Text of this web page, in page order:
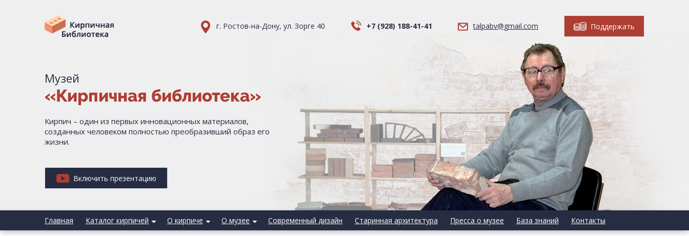
г. Ростов-на-Дону, ул. Зорге 40 +7 (928) 188-41-41 talpabv@gmail.com Поддержать
Музей
«Кирпичная библиотека»
Кирпич – один из первых инновационных материалов,
созданных человеком полностью преобразивший образ его
жизни.
Включить презентацию
Главная Каталог кирпичей О кирпиче О музее Современный дизайн Старинная архитектура Пресса о музее База знаний Контакты